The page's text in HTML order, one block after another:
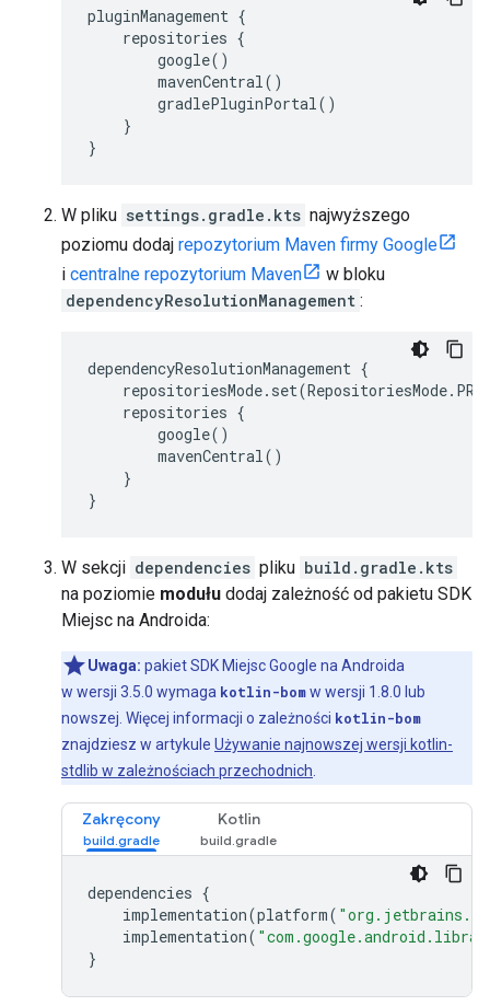
pluginManagement {
repositories {
google()
mavenCentral()
gradlePluginPortal()
}
}
W pliku settings.gradle.kts najwyższego
poziomu dodaj repozytorium Maven firmy Google
i centralne repozytorium Maven
w bloku
dependencyResolutionManagement :
dependencyResolutionManagement {
repositories {
google()
mavenCentral()
}
}
W sekcji dependencies pliku build.gradle.kts
na poziomie modułu dodaj zależność od pakietu SDK
Miejsc na Androida:
Uwaga: pakiet SDK Miejsc Google na Androida
w wersji 3.5.0 wymaga kotlin-bomw wersji 1.8.0 lub
nowszej. Więcej informacji o zależności kotlin-bom
znajdziesz w artykule Używanie najnowszej wersji kotlin-
stdlib w zależnościach przechodnich
Zakręcony Kotlin
dependencies {
implementation(platform(
implementation(
}